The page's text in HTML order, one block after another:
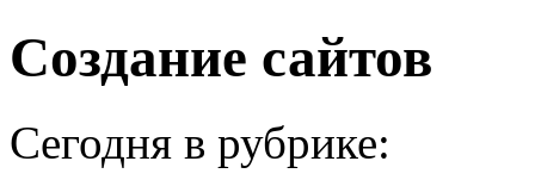
Создание сайтов
Сегодня в рубрике: